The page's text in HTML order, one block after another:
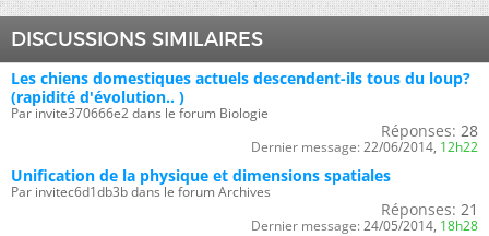
DISCUSSIONS SIMILAIRES
Les chiens domestiques actuels descendent-ils tous du loup?
(rapidité d'évolution.. )
Par invite370666e2 dans le forum Biologie
Réponses: 28
Dernier message: 22/06/2014, 12h22
Unification de la physique et dimensions spatiales
Par invitec6d1db3b dans le forum Archives
Réponses: 21
Dernier message: 24/05/2014, 18h28